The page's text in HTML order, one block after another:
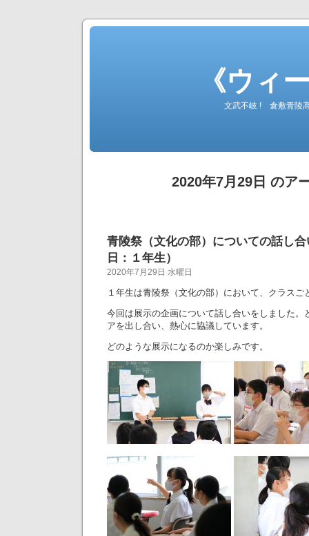
《ウィ
文武不岐 ! 倉敷青陵
2020年7月29日 のア
青陵祭（文化の部）についての話し
日：１年生）
2020年7月29日 水曜日
１年生は青陵祭（文化の部）において、クラスご
今回は展示の企画について話し合いをしました。
アを出し合い、熱心に協議しています。
どのような展示になるのか楽しみです。